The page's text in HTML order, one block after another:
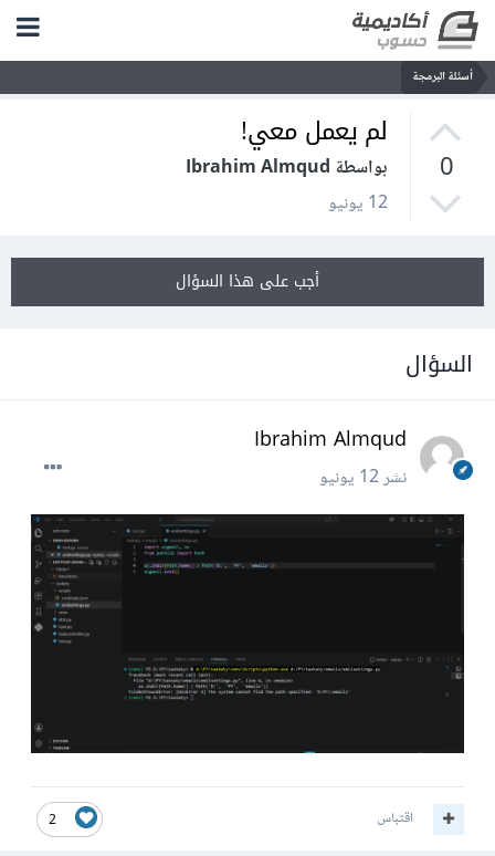
أسئلة البرمجة
0
لم يعمل معي!
بواسطة Ibrahim Almqud
12 يونيو
أجب على هذا السؤال
السؤال
Ibrahim Almqud
نشر12 يونيو
2 اقتباس